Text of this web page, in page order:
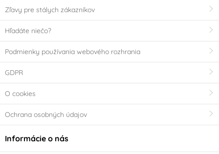
Zľavy pre stálych zákazníkov
Hľadáte niečo?
Podmienky používania webového rozhrania
GDPR
O cookies
Ochrana osobných údajov
Informácie o nás